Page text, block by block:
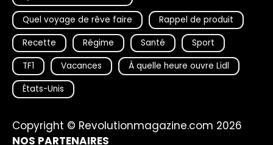
Quel voyage de rêve faire
Rappel de produit
Recette
Régime Santé
Sport
TF1
Vacances
À quelle heure ouvre Lidl
États-Unis
Copyright © Revolutionmagazine.com 2026
NOS PARTENAIRES